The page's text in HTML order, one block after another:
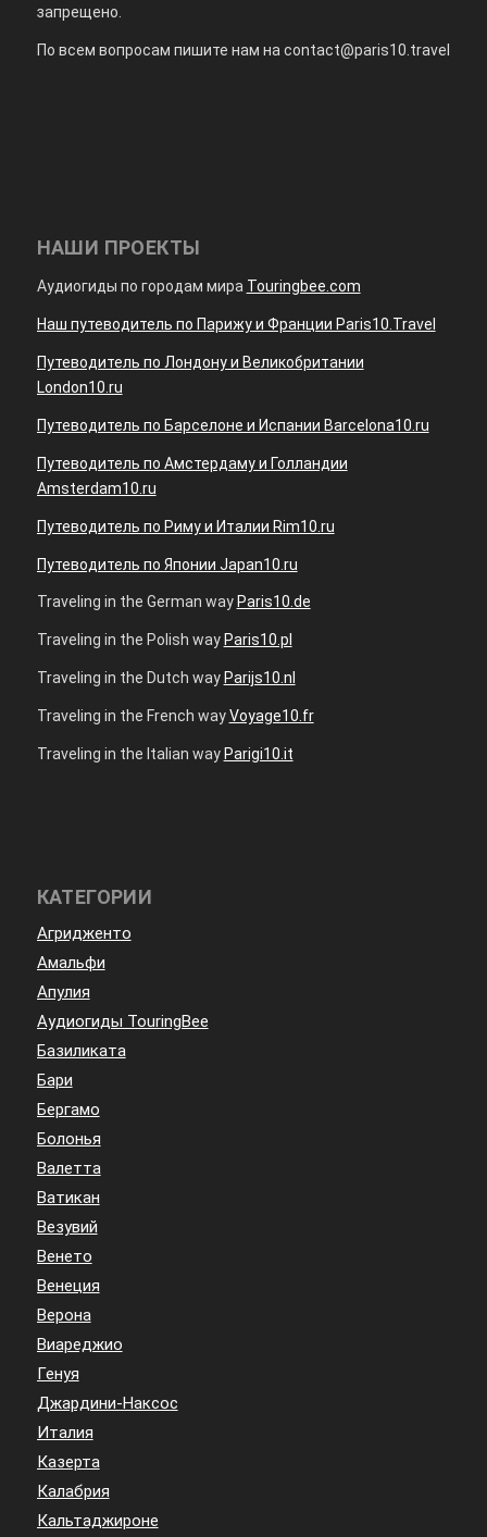
запрещено.
По всем вопросам пишите нам на contact@paris10.travel
НАШИ ПРОЕКТЫ
Аудиогиды по городам мира Touringbee.com
Наш путеводитель по Парижу и Франции Paris10.Travel
Путеводитель по Лондону и Великобритании
London10.ru
Путеводитель по Барселоне и Испании Barcelona10.ru
Путеводитель по Амстердаму и Голландии
Amsterdam10.ru
Путеводитель по Риму и Италии Rim10.ru
Путеводитель по Японии Japan10.ru
Traveling in the German way Paris10.de
Traveling in the Polish way Paris10.pl
Traveling in the Dutch way Parijs10.nl
Traveling in the French wayVoyage10.fr
Traveling in the Italian way Parigi10.it
КАТЕГОРИИ
Агридженто
Амальфи
Апулия
Аудиогиды TouringBee
Базиликата
Бари
Бергамо
Болонья
Валетта
Ватикан
Везувий
Венето
Венеция
Верона
Виареджио
Генуя
Джардини-Наксос
Италия
Казерта
Калабрия
Кальтаджироне